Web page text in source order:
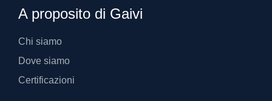
A proposito di Gaivi
Chi siamo
Dove siamo
Certificazioni